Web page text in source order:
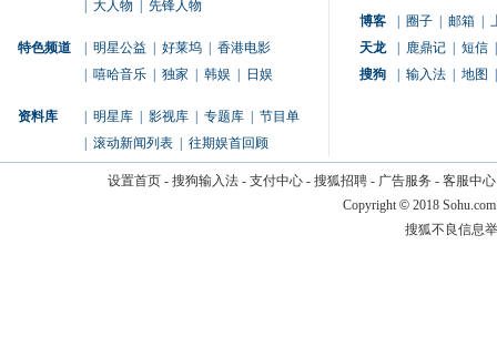
大人物 先锋人物
特色频道 明星公益 好莱坞
香港电影
嘻哈音乐 独家 韩娱 日娱
资料库 明星库 影视库 专题库
节目单
滚动新闻列表 往期娱首回顾
博客 圈子 邮箱
天龙
鹿鼎记 短信
搜狗
输入法 地图
设置首页- 搜狗输入法- 支付中心- 搜狐招聘- 广告服务 - 客服中心
Copyright © 2018
搜狐不良信息